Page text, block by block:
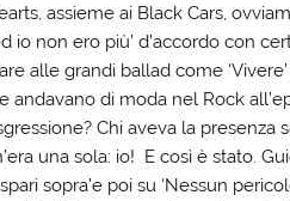
assieme ai Black Cars,
io non ero più’ d’accordo con
alle grandi ballad come
andavano di moda nel Rock
Chi aveva la presenza
una sola: io! E così è stato.
sopra’e poi su ‘Nessun